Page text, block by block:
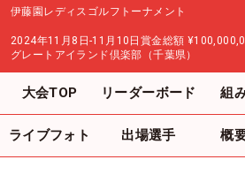
伊藤園レディスゴルフトーナメント
2024年11月8日-11月10日 賞金総額
グレートアイランド倶楽部（千葉県）
大会TOP リーダーボード 組
ライブフォト 出場選手 概